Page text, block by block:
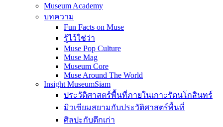
Museum Academy
บทความ
Fun Facts on Muse
รู้ไว้ใช่ว่า
Muse Pop Culture
Muse Mag
Museum Core
Muse Around The World
Insight MuseumSiam
ประวัติศาสตร์พื้นที่ภายในเกาะรัตนโกสินทร์
มิวเซียมสยามกับประวัติศาสตร์พื้นที่
ศิลปะกับตึกเก่า